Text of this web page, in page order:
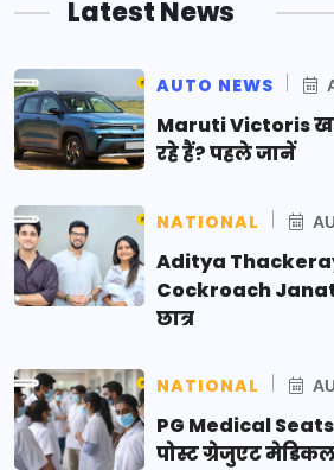
Latest News
AUTO NEWS
Maruti Victoris
रहे हैं? पहले जानें
NATIONAL
Aditya
Cockroach
छात्र
NATIONAL
PG Medical
पोस्ट ग्रेजुएट